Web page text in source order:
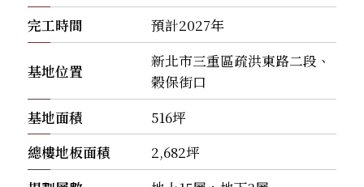
完工時間
預計2027年
基地位置
新北市三重區疏洪東路二段、
榖保街口
基地面積
516坪
總樓地板面積
2,682坪